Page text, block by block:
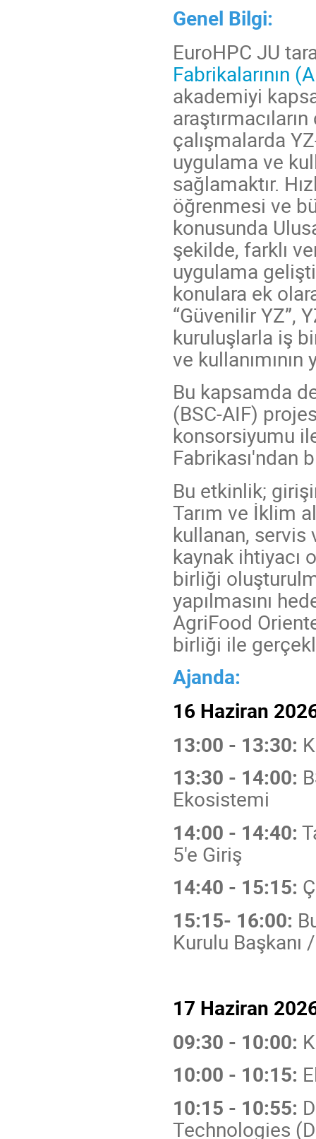
Genel Bilgi:
EuroHPC JU
Fabrikalarının
akademiyi
çalışmalarda
uygulama ve
sağlamaktır.
öğrenmesi ve
konusunda
şekilde, farklı
uygulama
konulara ek
“Güvenilir YZ”,
kuruluşlarla iş
ve
Bu kapsamda
(BSC-AIF)
konsorsiyumu
Fabrikası'ndan
Bu etkinlik;
Tarım ve İklim
kullanan, servis
kaynak ihtiyacı
birliği
yapılmasını
AgriFood
birliği ile
Ajanda:
16 Haziran
13:00 - 13:30:
13:30 - 14:00:
Ekosistemi
14:00 - 14:40:
5'e Giriş
14:40 - 15:15:
15:15- 16:00:
Kurulu Başkanı
17 Haziran
09:30 - 10:00:
10:00 - 10:15:
10:15 - 10:55:
Technologies